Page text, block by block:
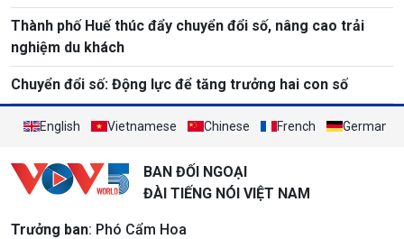
Thành phố Huế thúc đẩy chuyển đổi số, nâng cao trải
nghiệm du khách
Chuyển đổi số: Động lực để tăng trưởng hai con số
English Vietnamese Chinese French German
BAN ĐỐI NGOẠI
ĐÀI TIẾNG NÓI VIỆT NAM
Trưởng ban: Phó Cẩm Hoa